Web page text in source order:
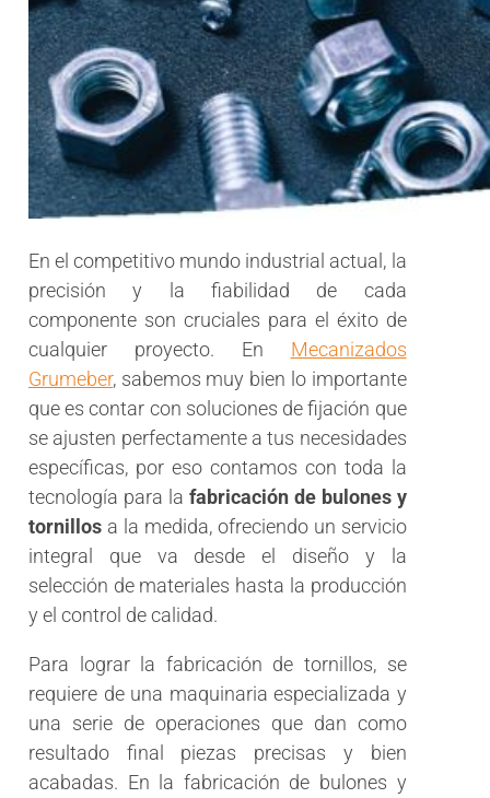
En el competitivo mundo industrial actual, la
precisión y la fiabilidad de cada
componente son cruciales para el éxito de
cualquier proyecto. En Mecanizados
Grumeber, sabemos muy bien lo importante
que es contar con soluciones de fijación que
se ajusten perfectamente a tus necesidades
específicas, por eso contamos con toda la
tecnología para la fabricación de bulones y
tornillos a la medida, ofreciendo un servicio
integral que va desde el diseño y la
selección de materiales hasta la producción
y el control de calidad.
Para lograr la fabricación de tornillos, se
requiere de una maquinaria especializada y
una serie de operaciones que dan como
resultado final piezas precisas y bien
acabadas. En la fabricación de bulones y